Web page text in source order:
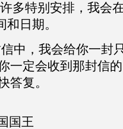
别安排，我会在
日期。
中，我会给你一封
一定会收到那封信
答复。
王